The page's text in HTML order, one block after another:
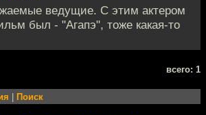
ведущие. С этим актером
был - "Агапэ", тоже какая-то
всего: 1
Поиск